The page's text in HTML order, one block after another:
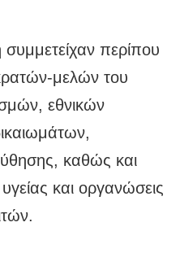
περίπου
μελών του
εθνικών
καθώς και
και οργανώσεις